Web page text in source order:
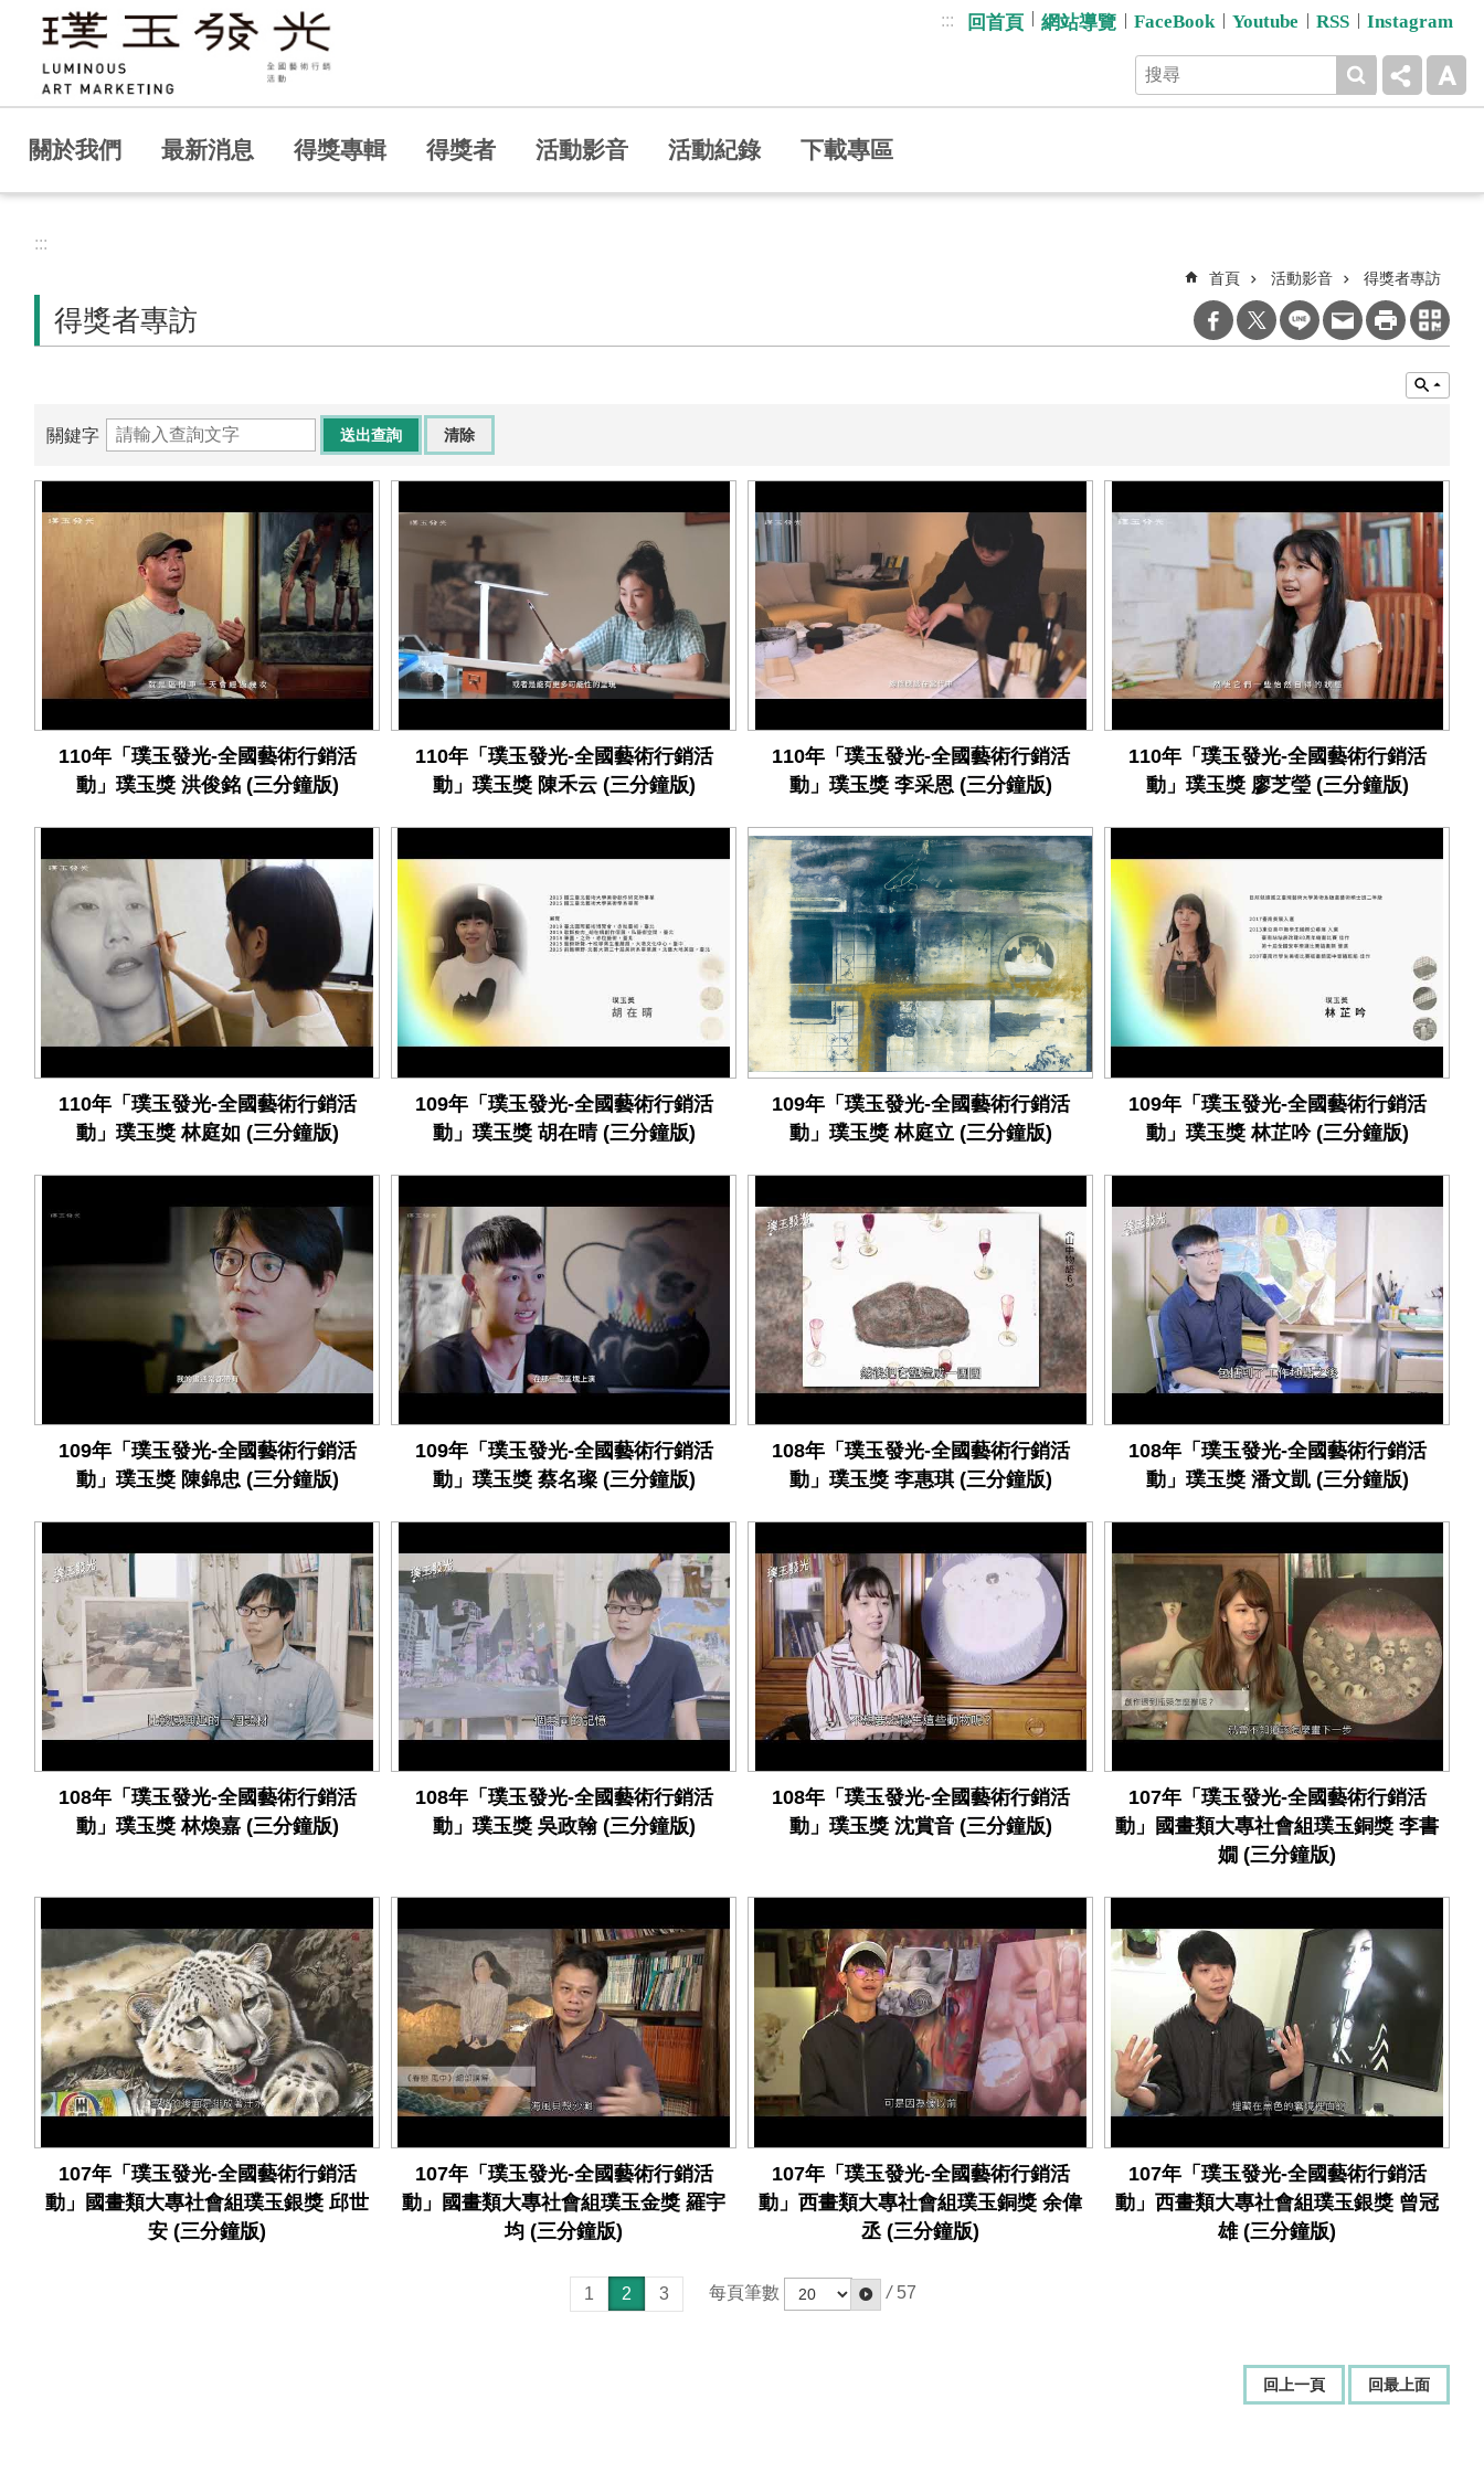
跳到主要內容區塊 ::: 回首頁 網站導覽 FaceBook Youtube RSS Instagram
關於我們 最新消息 得獎專輯 得獎者 活動影音 活動紀錄 下載專區
:::
首頁 活動影音 得獎者專訪
得獎者專訪
關鍵字
110年「璞玉發光-全國藝術行銷活
動」璞玉獎 洪俊銘 (三分鐘版)
110年「璞玉發光-全國藝術行銷活
動」璞玉獎 陳禾云 (三分鐘版)
110年「璞玉發光-全國藝術行銷活
動」璞玉獎 李采恩 (三分鐘版)
110年「璞玉發光-全國藝術行銷活
動」璞玉獎 廖芝瑩 (三分鐘版)
110年「璞玉發光-全國藝術行銷活
動」璞玉獎 林庭如 (三分鐘版)
109年「璞玉發光-全國藝術行銷活
動」璞玉獎 胡在晴 (三分鐘版)
109年「璞玉發光-全國藝術行銷活
動」璞玉獎 林庭立 (三分鐘版)
109年「璞玉發光-全國藝術行銷活
動」璞玉獎 林芷吟 (三分鐘版)
109年「璞玉發光-全國藝術行銷活
動」璞玉獎 陳錦忠 (三分鐘版)
109年「璞玉發光-全國藝術行銷活
動」璞玉獎 蔡名璨 (三分鐘版)
108年「璞玉發光-全國藝術行銷活
動」璞玉獎 李惠琪 (三分鐘版)
108年「璞玉發光-全國藝術行銷活
動」璞玉獎 潘文凱 (三分鐘版)
108年「璞玉發光-全國藝術行銷活
動」璞玉獎 林煥嘉 (三分鐘版)
108年「璞玉發光-全國藝術行銷活
動」璞玉獎 吳政翰 (三分鐘版)
108年「璞玉發光-全國藝術行銷活
動」璞玉獎 沈賞音 (三分鐘版)
107年「璞玉發光-全國藝術行銷活
動」國畫類大專社會組璞玉銅獎 李書
嫺 (三分鐘版)
107年「璞玉發光-全國藝術行銷活
動」國畫類大專社會組璞玉銀獎 邱世
安 (三分鐘版)
107年「璞玉發光-全國藝術行銷活
動」國畫類大專社會組璞玉金獎 羅宇
均 (三分鐘版)
107年「璞玉發光-全國藝術行銷活
動」西畫類大專社會組璞玉銅獎 余偉
丞 (三分鐘版)
107年「璞玉發光-全國藝術行銷活
動」西畫類大專社會組璞玉銀獎 曾冠
雄 (三分鐘版)
1 2 3 每頁筆數 / 57
回上一頁 回最上面